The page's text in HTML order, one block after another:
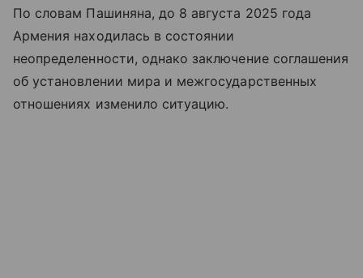
По словам Пашиняна, до 8 августа 2025 года
Армения находилась в состоянии
неопределенности, однако заключение соглашения
об установлении мира и межгосударственных
отношениях изменило ситуацию.